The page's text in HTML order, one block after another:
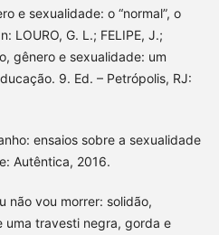
e sexualidade: o “normal”, o
LOURO, G. L.; FELIPE, J.;
gênero e sexualidade: um
9. Ed. – Petrópolis, RJ:
ensaios sobre a sexualidade
Autêntica, 2016.
não vou morrer: solidão,
uma travesti negra, gorda e